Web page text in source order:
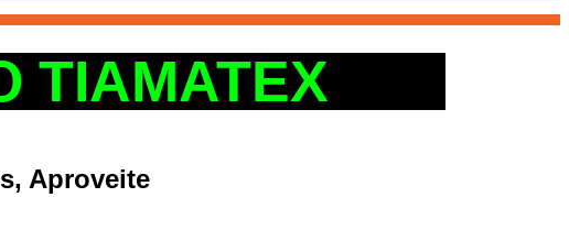
TIAMATEX
Aproveite